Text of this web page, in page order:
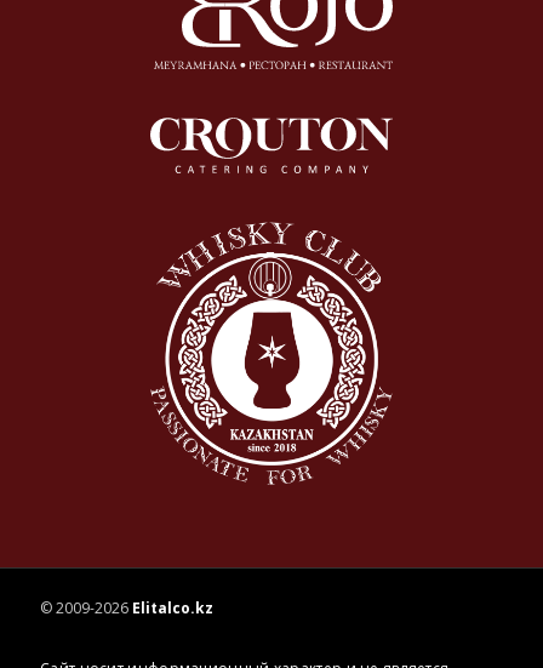
© 2009-2026 Elitalco.kz